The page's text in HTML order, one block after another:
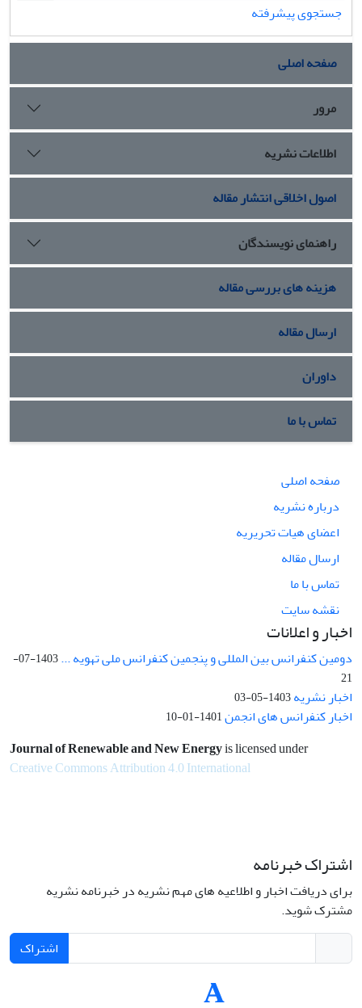
جستجوی پیشرفته
صفحه اصلی
مرور
اطلاعات نشریه
اصول اخلاقی انتشار مقاله
راهنمای نویسندگان
هزینه های بررسی مقاله
ارسال مقاله
داوران
تماس با ما
صفحه اصلی
درباره نشریه
اعضای هیات تحریریه
ارسال مقاله
تماس با ما
نقشه سایت
اخبار و اعلانات
دومین کنفرانس بین المللی و پنجمین کنفرانس ملی تهویه ...
1403-07-
21
اخبار نشریه1403-05-03
اخبار کنفرانس های انجمن1401-01-10
Journal of Renewable and New Energyis licensed under
Creative Commons Attribution 4.0 International
اشتراک خبرنامه
برای دریافت اخبار و اطلاعیه های مهم نشریه در خبرنامه نشریه
مشترک شوید.
اشتراک